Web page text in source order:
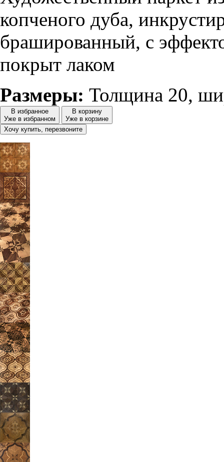
копченого дуба,
брашированный, с
покрыт лаком
Размеры: Толщина 20,
В избранное
Уже в избранном
В корзину
Уже в корзине
Хочу купить, перезвоните